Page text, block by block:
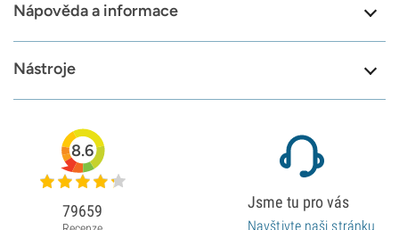
Nápověda a informace
Nástroje
8.6
79659 Jsme tu pro vás
Navštivte naši stránku